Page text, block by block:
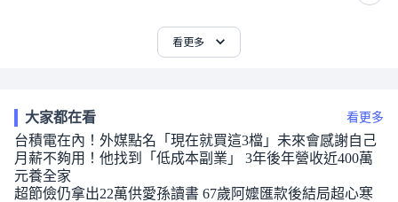
看更多
大家都在看 看更多
台積電在內！外媒點名「現在就買這3檔」未來會感謝自己
月薪不夠用！他找到「低成本副業」 3年後年營收近400萬
元養全家
超節儉仍拿出22萬供愛孫讀書 67歲阿嬤匯款後結局超心寒